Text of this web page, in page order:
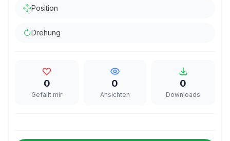
Position
Drehung
0
Gefällt mir
0
Ansichten
0
Downloads